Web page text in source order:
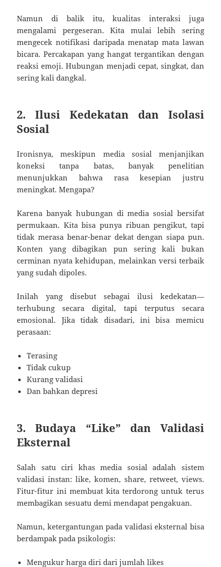
Namun di balik itu, kualitas interaksi juga
mengalami pergeseran. Kita mulai lebih sering
mengecek notifikasi daripada menatap mata lawan
bicara. Percakapan yang hangat tergantikan dengan
reaksi emoji. Hubungan menjadi cepat, singkat, dan
sering kali dangkal.
2. Ilusi Kedekatan dan Isolasi
Sosial
Ironisnya, meskipun media sosial menjanjikan
koneksi tanpa batas, banyak penelitian
menunjukkan bahwa rasa kesepian justru
meningkat. Mengapa?
Karena banyak hubungan di media sosial bersifat
permukaan. Kita bisa punya ribuan pengikut, tapi
tidak merasa benar-benar dekat dengan siapa pun.
Konten yang dibagikan pun sering kali bukan
cerminan nyata kehidupan, melainkan versi terbaik
yang sudah dipoles.
Inilah yang disebut sebagai ilusi kedekatan—
terhubung secara digital, tapi terputus secara
emosional. Jika tidak disadari, ini bisa memicu
perasaan:
Terasing
Tidak cukup
Kurang validasi
Dan bahkan depresi
3. Budaya “Like” dan Validasi
Eksternal
Salah satu ciri khas media sosial adalah sistem
validasi instan: like, komen, share, retweet, views.
Fitur-fitur ini membuat kita terdorong untuk terus
membagikan sesuatu demi mendapat pengakuan.
Namun, ketergantungan pada validasi eksternal bisa
berdampak pada psikologis:
Mengukur harga diri dari jumlah likes